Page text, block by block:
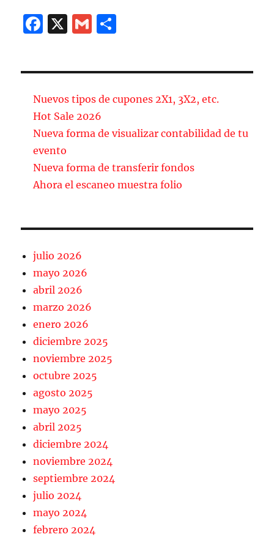
F
b
o
o
k
X
G
a
ir
Nuevos tipos de cupones 2X1, 3X2, etc.
Hot Sale 2026
Nueva forma de visualizar contabilidad de tu
evento
Nueva forma de transferir fondos
Ahora el escaneo muestra folio
julio 2026
mayo 2026
abril 2026
marzo 2026
enero 2026
diciembre 2025
noviembre 2025
octubre 2025
agosto 2025
mayo 2025
abril 2025
diciembre 2024
noviembre 2024
septiembre 2024
julio 2024
mayo 2024
febrero 2024